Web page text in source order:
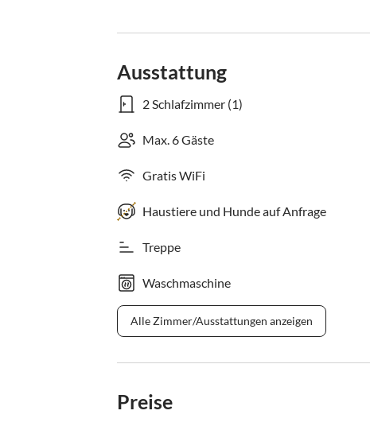
Ausstattung
2 Schlafzimmer (1)
Max. 6 Gäste
Gratis WiFi
Haustiere und Hunde auf Anfrage
Treppe
Waschmaschine
Alle Zimmer/Ausstattungen anzeigen
Preise